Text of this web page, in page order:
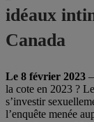
idéaux
Canada
Le 8 février 2023
la cote en 2023 ?
s’investir
l’enquête menée